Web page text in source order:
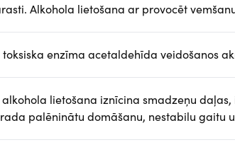
Alkohola lietošana ar provocēt
enzīma acetaldehīda veidošanos
lietošana iznīcina smadzeņu
palēninātu domāšanu, nestabilu gaitu